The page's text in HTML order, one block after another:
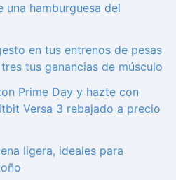
una hamburguesa del
en tus entrenos de pesas
tus ganancias de músculo
Prime Day y hazte con
Versa 3 rebajado a precio
ligera, ideales para